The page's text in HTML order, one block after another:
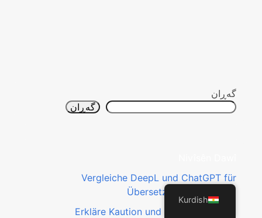
گه‌ڕان
گه‌ڕان
Vergleiche DeepL und ChatGPT für
Übersetzungen im Alltag
Erkläre Kaution und Nebenkosten im
Kurdish